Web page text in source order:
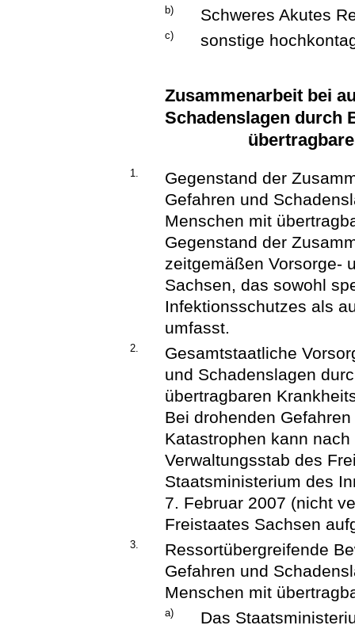
b) Schweres Akutes
c) sonstige
Zusammenarbeit bei
Schadenslagen durch
1.
Gegenstand der
Gefahren und
Menschen mit
Gegenstand der
zeitgemäßen Vorsorge-
Sachsen, das sowohl
Infektionsschutzes als
umfasst.
2.
Gesamtstaatliche
und Schadenslagen
übertragbaren
Bei drohenden
Katastrophen kann
Verwaltungsstab des
Staatsministerium des
7. Februar 2007 (nicht
Freistaates Sachsen
3.
Ressortübergreifende
Gefahren und
Menschen mit
a) Das